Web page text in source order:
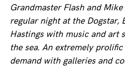
Grandmaster Flash and
regular night at the Dogstar,
Hastings with music and art
the sea. An extremely
demand with galleries and